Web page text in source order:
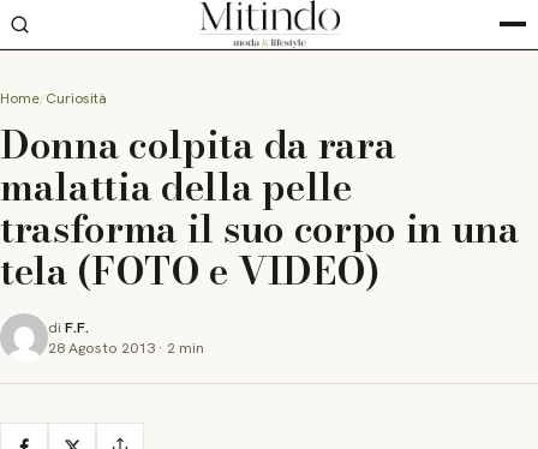
Home Curiosità
Donna colpita da rara
malattia della pelle
trasforma il suo corpo in una
tela (FOTO e VIDEO)
di F.F.
28 Agosto 2013 · 2 min